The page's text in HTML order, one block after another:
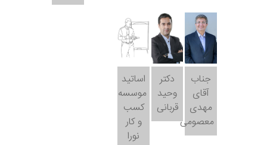
جناب
آقای
مهدی
معصومی
دکتر
وحید
قربانی
اساتید
موسسه
کسب
و کار
نورا